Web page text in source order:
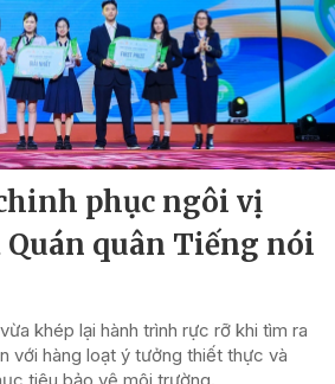
phục ngôi vị
Quán quân Tiếng nói
khép lại hành trình rực rỡ khi tìm ra
với hàng loạt ý tưởng thiết thực và
tiêu bảo vệ môi trường.